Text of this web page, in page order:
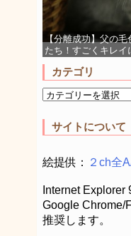
【分離成功】父の
たち！すごくキレイ
カテゴリ
サイトについて
絵提供： ２ch全
Internet Explorer
Google Chrome/
推奨します。